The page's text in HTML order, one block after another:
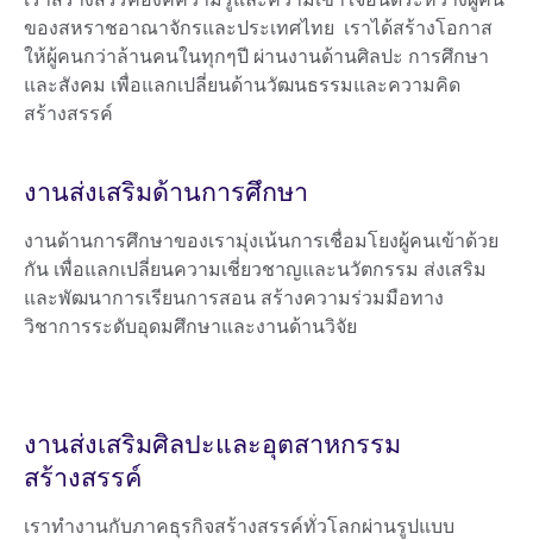
ของสหราชอาณาจักรและประเทศไทย เราได้สร้างโอกาส
ให้ผู้คนกว่าล้านคนในทุกๆปี ผ่านงานด้านศิลปะ การศึกษา
และสังคม เพื่อแลกเปลี่ยนด้านวัฒนธรรมและความคิด
สร้างสรรค์
งานส่งเสริมด้านการศึกษา
งานด้านการศึกษาของเรามุ่งเน้นการเชื่อมโยงผู้คนเข้าด้วย
กัน เพื่อแลกเปลี่ยนความเชี่ยวชาญและนวัตกรรม ส่งเสริม
และพัฒนาการเรียนการสอน สร้างความร่วมมือทาง
วิชาการระดับอุดมศึกษาและงานด้านวิจัย
งานส่งเสริมศิลปะและอุตสาหกรรม
สร้างสรรค์
เราทำงานกับภาคธุรกิจสร้างสรรค์ทั่วโลกผ่านรูปแบบ